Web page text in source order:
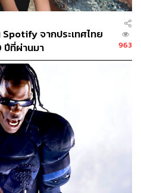
จากประเทศไทย
ปีที่ผ่านมา
963